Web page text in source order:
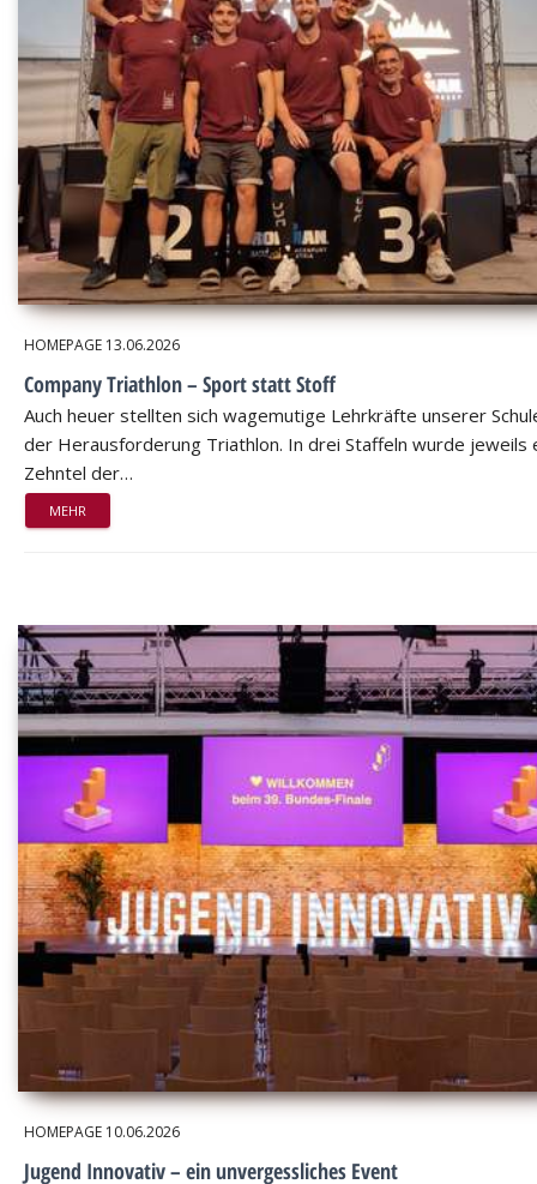
HOMEPAGE 13.06.2026
Company Triathlon – Sport statt Stoff
Auch heuer stellten sich wagemutige Lehrkräfte unserer
der Herausforderung Triathlon. In drei Staffeln wurde jeweils
Zehntel der…
MEHR
HOMEPAGE 10.06.2026
Jugend Innovativ – ein unvergessliches Event